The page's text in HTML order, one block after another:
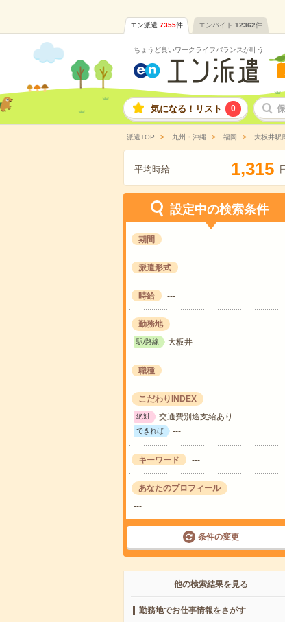
エン派遣 7355件 エンバイト 12362件
ちょうど良いワークライフバランスが叶う
気になる！リスト 0
派遣TOP 九州・沖縄 福岡 大板井駅
平均時給: 1,315
設定中の検索条件
期間 ---
派遣形式 ---
時給 ---
勤務地
駅/路線 大板井
職種 ---
こだわりINDEX
絶対 交通費別途支給あり
できれば ---
キーワード ---
あなたのプロフィール
---
条件の変更
他の検索結果を見る
勤務地でお仕事情報をさがす